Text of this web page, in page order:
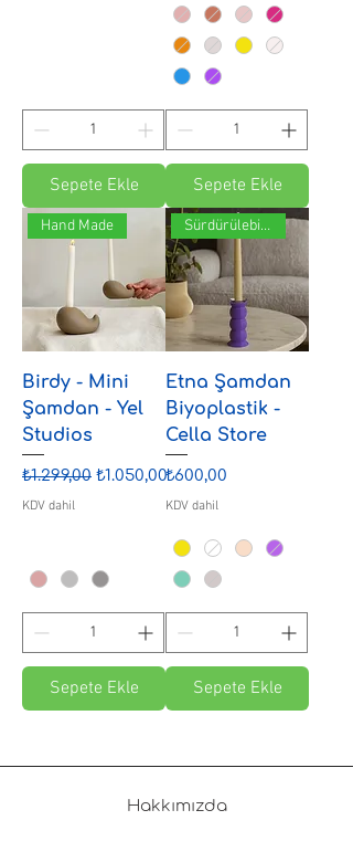
Sepete Ekle Sepete Ekle
Hand Made
Birdy - Mini
Şamdan - Yel
Studios
Normal Fiyat
₺1.299,00 İndirimli Fiyat
₺1.050,00
KDV dahil
Sepete Ekle
Sürdürülebilir
Etna Şamdan
Biyoplastik -
Cella Store
Fiyat
₺600,00
KDV dahil
Sepete Ekle
Hakkımızda